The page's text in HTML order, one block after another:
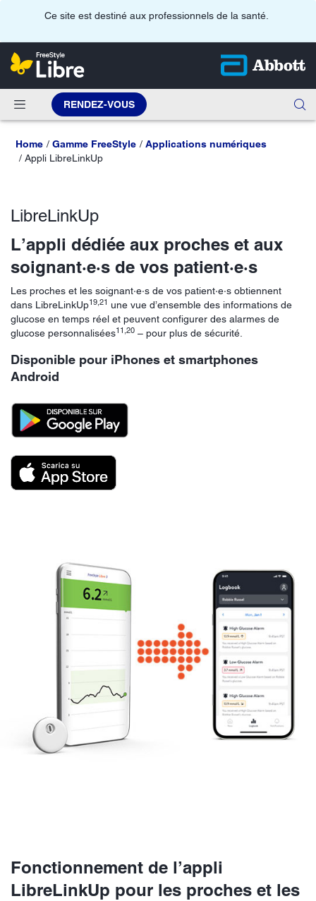
Ce site est destiné aux professionnels de la santé.
RENDEZ-VOUS
Home Gamme FreeStyle
Applications numériques
Appli LibreLinkUp
LibreLinkUp
L’appli dédiée aux proches et aux
soignant·e·s de vos patient·e·s
Les proches et les soignant·e·s de vos patient·e·s obtiennent
dans LibreLinkUp19,21 une vue d’ensemble des informations de
glucose en temps réel et peuvent configurer des alarmes de
glucose personnalisées11,20 – pour plus de sécurité.
Disponible pour iPhones et smartphones
Android
Fonctionnement de l’appli
LibreLinkUp pour les proches et les